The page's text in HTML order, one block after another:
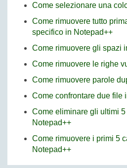
Come selezionare una
Come rimuovere tutto
specifico in Notepad++
Come rimuovere gli spazi
Come rimuovere le righe
Come rimuovere parole
Come confrontare due file
Come eliminare gli ultimi
Notepad++
Come rimuovere i primi 5
Notepad++